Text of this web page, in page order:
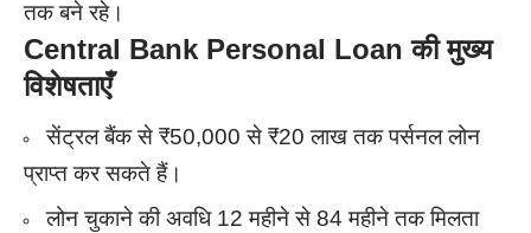
तक बने रहे।
Central Bank Personal Loan की मुख्य
विशेषताएँ
सेंट्रल बैंक से ₹50,000 से ₹20 लाख तक पर्सनल लोन
प्राप्त कर सकते हैं।
लोन चुकाने की अवधि 12 महीने से 84 महीने तक मिलता